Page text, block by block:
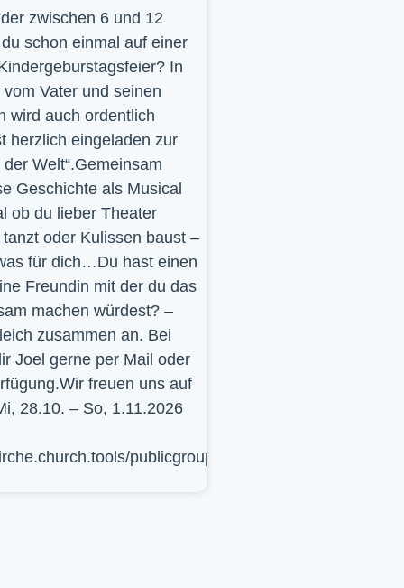
zwischen 6 und 12
schon einmal auf einer
In
Vater und seinen
wird auch ordentlich
herzlich eingeladen zur
Welt“.Gemeinsam
Geschichte als Musical
ob du lieber Theater
oder Kulissen baust –
für dich…Du hast einen
Freundin mit der du das
machen würdest? –
zusammen an. Bei
Joel gerne per Mail oder
freuen uns auf
28.10. – So, 1.11.2026
publicgroup/617